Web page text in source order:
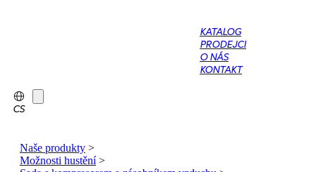
KATALOG
PRODEJCI
O NÁS
KONTAKT
CS
Naše produkty >
Možnosti hustění>